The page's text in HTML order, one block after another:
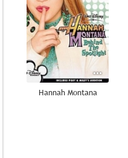
Hannah Montana